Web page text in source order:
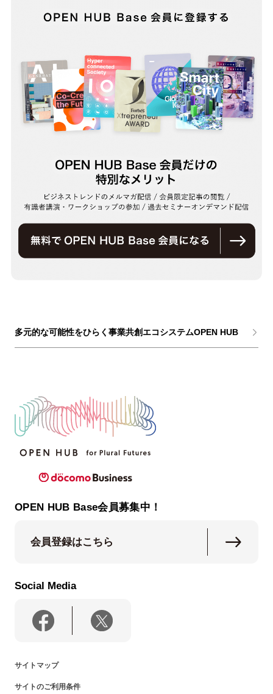
多元的な可能性をひらく事業共創エコシステムOPEN HUB
OPEN HUB Base会員募集中！
会員登録はこちら
Social Media
サイトマップ
サイトのご利用条件